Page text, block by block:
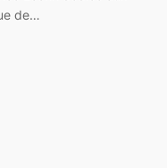
de…